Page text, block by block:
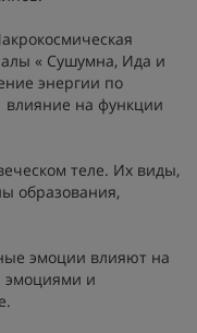
« Сушумна, Ида и
энергии по
влияние на функции
теле. Их виды,
образования,
эмоции влияют на
эмоциями и